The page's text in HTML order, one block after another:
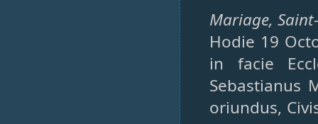
Mariage,
Hodie 19
in facie
Sebastianus
oriundus,